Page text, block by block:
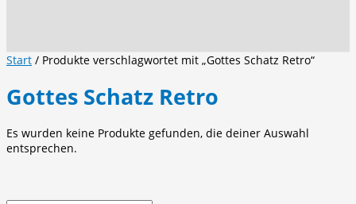
Start / Produkte verschlagwortet mit „Gottes Schatz Retro“
Gottes Schatz Retro
Es wurden keine Produkte gefunden, die deiner Auswahl
entsprechen.